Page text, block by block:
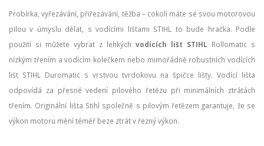
Probírka, vyřezávání, přiřezávání, těžba – cokoli máte se svou motorovou
pilou v úmyslu dělat, s vodícími lištami STIHL to bude hračka. Podle
použití si můžete vybrat z lehkých vodících lišt STIHL Rollomatic s
nízkým třením a vodícím kolečkem nebo mimořádně robustních vodících
lišt STIHL Duromatic s vrstvou tvrdokovu na špičce lišty. Vodící lišta
odpovídá za přesné vedení pilového řetězu při minimálních ztrátách
třením. Originální lišta Stihl společně s pilovým řetězem garantuje, že se
výkon motoru mění téměř beze ztrát v řezný výkon.